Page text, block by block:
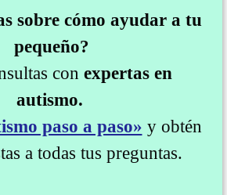
sobre cómo ayudar a tu
pequeño?
con expertas en
autismo.
paso a paso» y obtén
a todas tus preguntas.